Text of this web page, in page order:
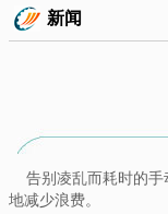
新闻
告别凌乱而耗时的手
地减少浪费。